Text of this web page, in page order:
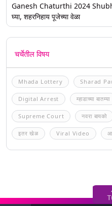
Ganesh Chaturthi 2024 Shubh
घ्या, शहरनिहाय पूजेच्या वेळा
चर्चेतील विषय
Mhada Lottery Sharad
Digital Arrest म्हाडाच्या बातम्या
Supreme Court नवरा बायको
इतर खेळ Viral Video